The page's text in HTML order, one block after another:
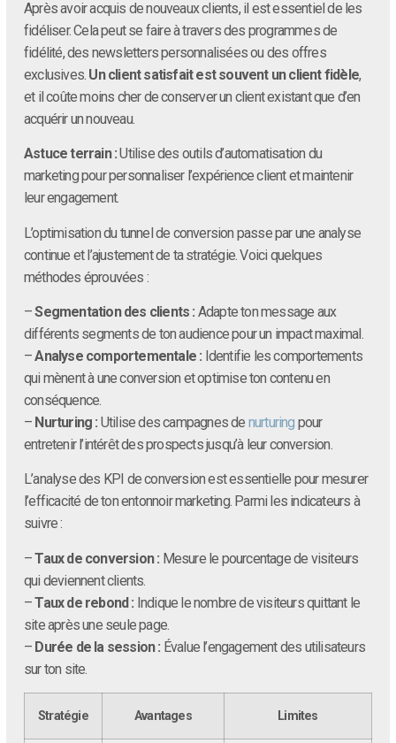
Après avoir acquis de nouveaux clients, il est essentiel de les
fidéliser. Cela peut se faire à travers des programmes de
fidélité, des newsletters personnalisées ou des offres
exclusives. Un client satisfait est souvent un client fidèle,
et il coûte moins cher de conserver un client existant que d’en
acquérir un nouveau.
Astuce terrain :Utilise des outils d’automatisation du
marketing pour personnaliser l’expérience client et maintenir
leur engagement.
L’optimisation du tunnel de conversion passe par une analyse
continue et l’ajustement de ta stratégie. Voici quelques
méthodes éprouvées :
–Segmentation des clients : Adapte ton message aux
différents segments de ton audience pour un impact maximal.
–Analyse comportementale : Identifie les comportements
qui mènent à une conversion et optimise ton contenu en
conséquence.
– Nurturing : Utilise des campagnes de nurturing pour
entretenir l’intérêt des prospects jusqu’à leur conversion.
L’analyse des KPI de conversion est essentielle pour mesurer
l’efficacité de ton entonnoir marketing. Parmi les indicateurs à
suivre :
–Taux de conversion : Mesure le pourcentage de visiteurs
qui deviennent clients.
–Taux de rebond : Indique le nombre de visiteurs quittant le
site après une seule page.
– Durée de la session : Évalue l’engagement des utilisateurs
sur ton site.
Stratégie Avantages Limites